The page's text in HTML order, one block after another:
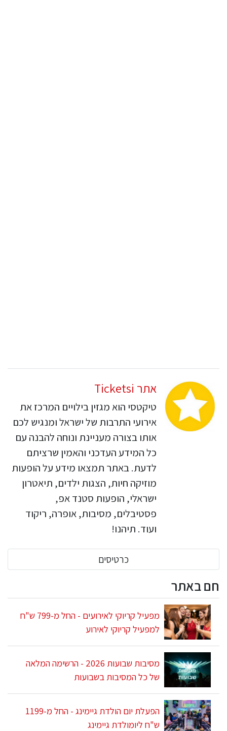
אתר Ticketsi
טיקטסי הוא מגזין בילויים המרכז את
אירועי התרבות של ישראל ומנגיש לכם
אותו בצורה מעניינת ונוחה להבנה עם
כל המידע העדכני והאמין שרציתם
לדעת. באתר תמצאו מידע על הופעות
מוזיקה חיות, הצגות ילדים, תיאטרון
ישראלי, הופעות סטנד אפ,
פסטיבלים, מסיבות, אופרה, ריקוד
ועוד. תיהנו!
כרטיסים
חם באתר
מפעיל קריוקי לאירועים - החל מ-799 ש"ח
למפעיל קריוקי לאירוע
מסיבות שבועות 2026 - הרשימה המלאה
של כל המסיבות בשבועות
הפעלת יום הולדת גיימינג - החל מ-1199
ש"ח ליומולדת גיימינג